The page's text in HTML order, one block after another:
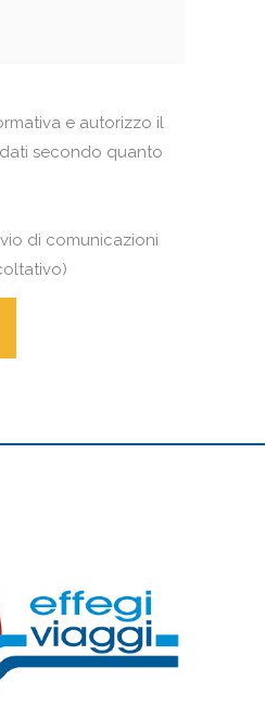
e autorizzo il
secondo quanto
di comunicazioni